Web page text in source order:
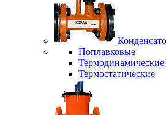
Поплавковые
Термодинамические
Термостатические